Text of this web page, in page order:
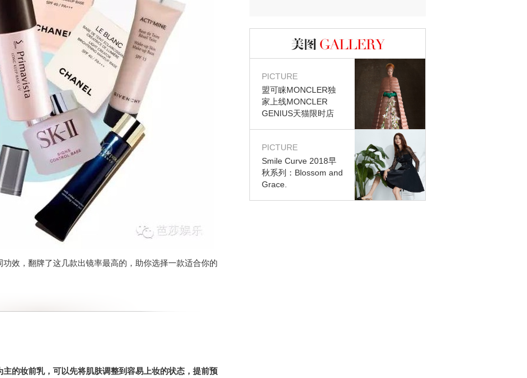
效，翻牌了这几款出镜率最高的，助你选择一款适合你的
的妆前乳，可以先将肌肤调整到容易上妆的状态，提前预
图库
PICTURE
盟可睐MONCLER独
家上线MONCLER
GENIUS天猫限时店
PICTURE
Smile Curve 2018早
秋系列：Blossom and
Grace.